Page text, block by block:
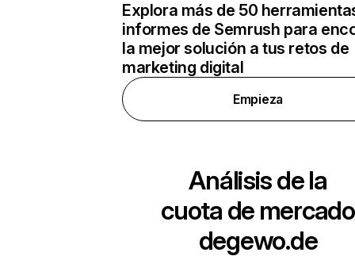
Explora más de 50
informes de Semrush para
la mejor solución a tus retos de
marketing digital
Empieza
Análisis de la
cuota de mercado
degewo.de